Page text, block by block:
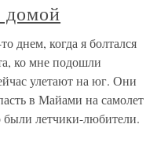
домой
днем, когда я болтался
ко мне подошли
улетают на юг. Они
в Майами на самолет
летчики-любители.